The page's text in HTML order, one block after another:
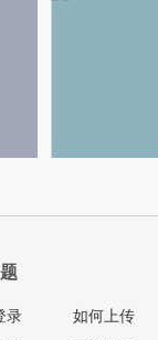
录
如何上传